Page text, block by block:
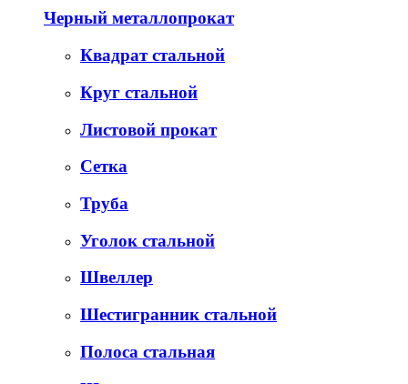
Черный металлопрокат
Квадрат стальной
Круг стальной
Листовой прокат
Сетка
Труба
Уголок стальной
Швеллер
Шестигранник стальной
Полоса стальная